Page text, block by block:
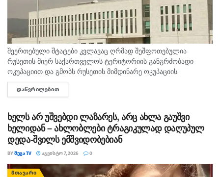
შეერთებული შტატები კვლავაც ღრმად შეშფოთებულია
რუსეთის მიერ საქართველოს ტერიტორიის განგრძობადი
ოკუპაციით და გმობს რუსეთის მიმდინარე ოკუპაციის
პირობებში მომხდარ მკვლელობებს, გატაცებებსა და სხვა
სახის ძალადობა, - ამ განცხადებით აშშ-ს საელჩო
ᲓᲐᲬᲕᲠᲘᲚᲔᲑᲘᲗ
ხელს არ უშვებდი ლაზარეს, არც ახლა გაუშვი
ხელიდან – ახლობლები ტრაგიკულად დაღუპულ
დედა-შვილს ემშვიდობებიან
BYᲛᲔᲒᲐ TV ᲐᲒᲕᲘᲡᲢᲝ 7, 2026 0
ᲛᲗᲐᲕᲐᲠᲘ